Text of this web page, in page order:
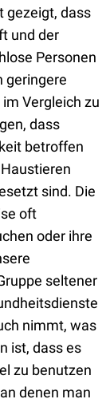
gezeigt, dass
und der
Personen
geringere
Vergleich zu
dass
betroffen
sind. Die
oft
oder ihre
seltener
nimmt, was
ist, dass es
zu benutzen
denen man